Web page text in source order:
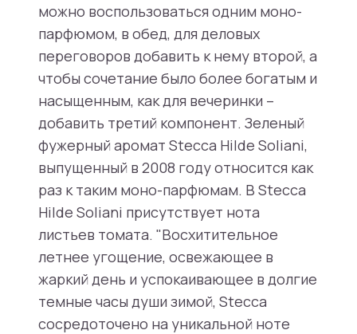
можно воспользоваться одним моно-
парфюмом, в обед, для деловых
переговоров добавить к нему второй, а
чтобы сочетание было более богатым и
насыщенным, как для вечеринки –
добавить третий компонент. Зеленый
фужерный аромат Stecca Hilde Soliani,
выпущенный в 2008 году относится как
раз к таким моно-парфюмам. В Stecca
Hilde Soliani присутствует нота
листьев томата. "Восхитительное
летнее угощение, освежающее в
жаркий день и успокаивающее в долгие
темные часы души зимой, Stecca
сосредоточено на уникальной ноте